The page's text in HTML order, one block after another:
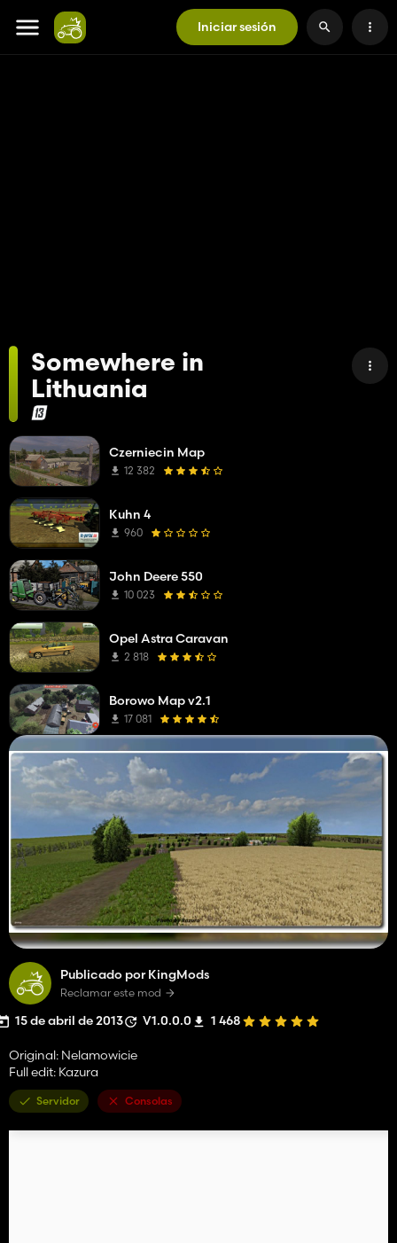
Iniciar sesión
Somewhere in
Lithuania
Publicado por KingMods
Reclamar este mod
15 de abril de 2013 V1.0.0.0 1 468
Original: Nelamowicie
Full edit: Kazura
Servidor Consolas
Czerniecin Map
12 382
Kuhn 4
960
John Deere 550
10 023
Opel Astra Caravan
2 818
Borowo Map v2.1
17 081